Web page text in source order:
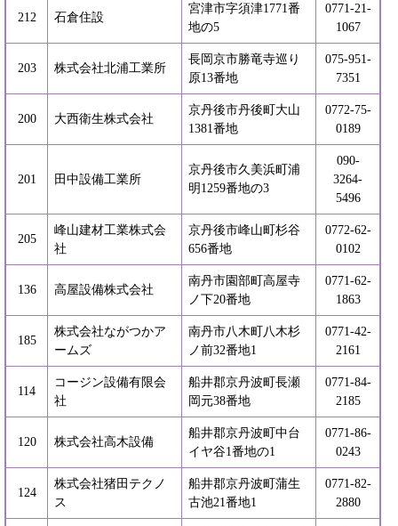
212 石倉住設
宮津市字須津1771番
地の5
0771-21-
1067
203 株式会社北浦工業所
長岡京市勝竜寺巡り
原13番地
075-951-
7351
200 大西衛生株式会社
京丹後市丹後町大山
1381番地
0772-75-
0189
201 田中設備工業所
京丹後市久美浜町浦
明1259番地の3
090-
3264-
5496
205
峰山建材工業株式会
社
京丹後市峰山町杉谷
656番地
0772-62-
0102
136 高屋設備株式会社
南丹市園部町高屋寺
ノ下20番地
0771-62-
1863
185
株式会社ながつかア
ームズ
南丹市八木町八木杉
ノ前32番地1
0771-42-
2161
114
コージン設備有限会
社
船井郡京丹波町長瀬
岡元38番地
0771-84-
2185
120 株式会社高木設備
船井郡京丹波町中台
イヤ谷1番地の1
0771-86-
0243
124
株式会社猪田テクノ
ス
船井郡京丹波町蒲生
古池21番地1
0771-82-
2880